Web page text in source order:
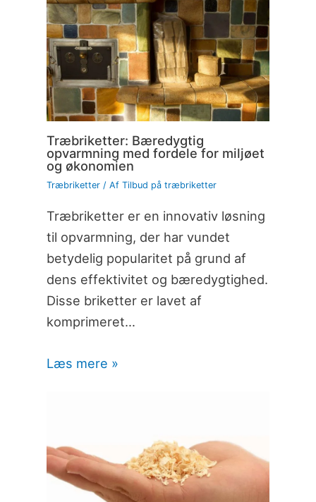
Træbriketter: Bæredygtig
opvarmning med fordele for miljøet
og økonomien
Træbriketter/ Af Tilbud på træbriketter
Træbriketter er en innovativ løsning
til opvarmning, der har vundet
betydelig popularitet på grund af
dens effektivitet og bæredygtighed.
Disse briketter er lavet af
komprimeret…
Læs mere »